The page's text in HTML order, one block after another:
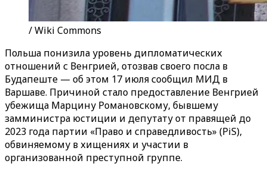
/ Wiki Commons
Польша понизила уровень дипломатических
отношений с Венгрией, отозвав своего посла в
Будапеште — об этом 17 июля сообщил МИД в
Варшаве. Причиной стало предоставление Венгрией
убежища Марцину Романовскому, бывшему
замминистра юстиции и депутату от правящей до
2023 года партии «Право и справедливость» (PiS),
обвиняемому в хищениях и участии в
организованной преступной группе.